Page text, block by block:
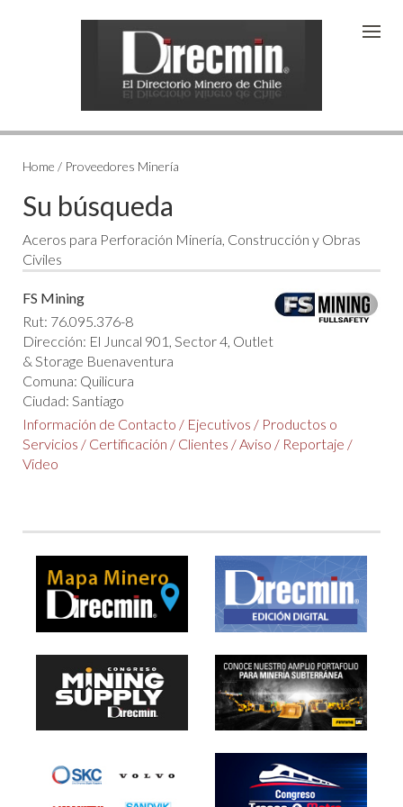
Home / Proveedores Minería
Su búsqueda
Aceros para Perforación Minería, Construcción y Obras
Civiles
FS Mining
Rut: 76.095.376-8
Dirección: El Juncal 901, Sector 4, Outlet
& Storage Buenaventura
Comuna: Quilicura
Ciudad: Santiago
Información de Contacto / Ejecutivos / Productos o
Servicios / Certificación / Clientes /Aviso / Reportaje /
Video